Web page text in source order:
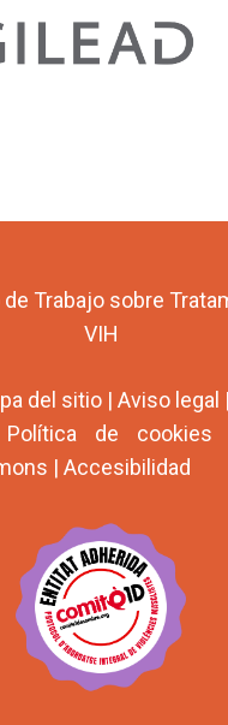
Trabajo sobre
VIH
del sitio | Aviso legal |
Política de cookies
| Accesibilidad